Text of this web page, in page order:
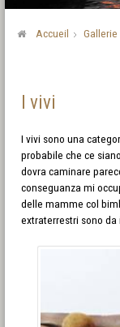
Accueil Gallerie
I vivi
I vivi sono una
probabile che ce
dovra caminare
conseguanza mi
delle mamme col
extraterrestri sono da